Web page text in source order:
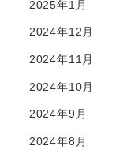
2025年1月
2024年12月
2024年11月
2024年10月
2024年9月
2024年8月